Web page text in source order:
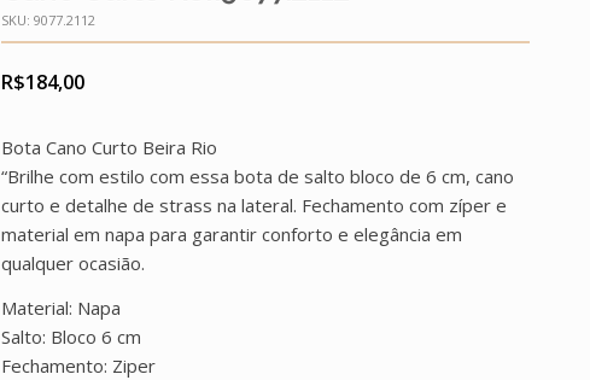
SKU:9077.2112
R$184,00
Bota Cano Curto Beira Rio
“Brilhe com estilo com essa bota de salto bloco de 6 cm, cano
curto e detalhe de strass na lateral. Fechamento com zíper e
material em napa para garantir conforto e elegância em
qualquer ocasião.
Material: Napa
Salto: Bloco 6 cm
Fechamento: Ziper